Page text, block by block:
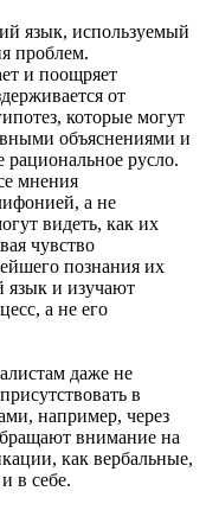
язык, используемый
проблем.
и поощряет
от
которые могут
объяснениями и
рациональное русло.
мнения
а не
видеть, как их
чувство
познания их
язык и изучают
а не его
даже не
в
например, через
внимание на
как вербальные,
в себе.